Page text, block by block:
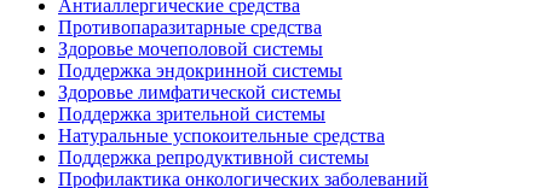
Антиаллергические средства
Противопаразитарные средства
Здоровье мочеполовой системы
Поддержка эндокринной системы
Здоровье лимфатической системы
Поддержка зрительной системы
Натуральные успокоительные средства
Поддержка репродуктивной системы
Профилактика онкологических заболеваний